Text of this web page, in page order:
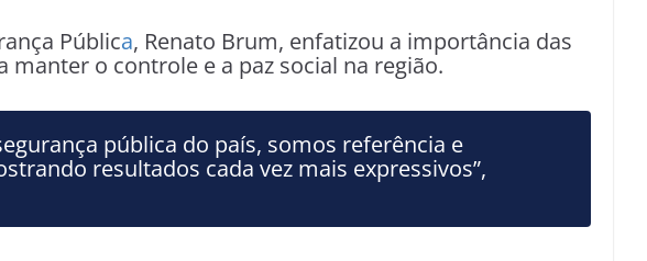
Pública, Renato Brum, enfatizou a importância das
manter o controle e a paz social na região.
pública do país, somos referência e
resultados cada vez mais expressivos”,